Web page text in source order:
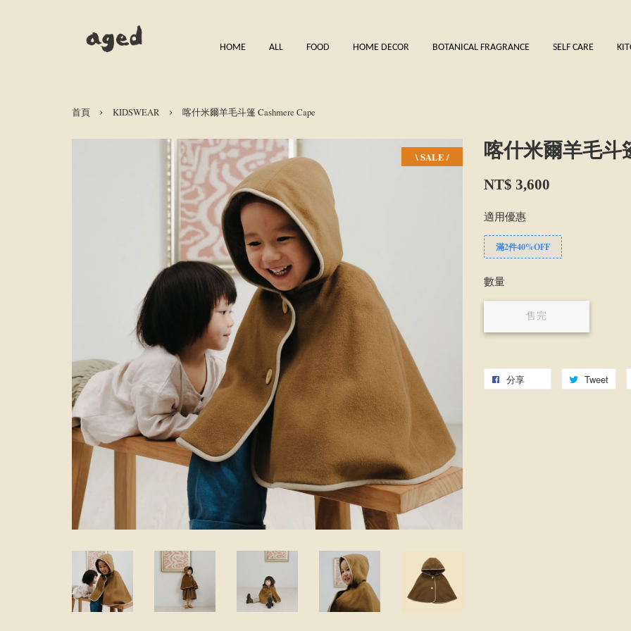
HOME ALL FOOD HOME DECOR BOTANICAL FRAGRANCE SELF CARE
首頁 › KIDSWEAR › 喀什米爾羊毛斗篷 Cashmere Cape
\ SALE / 喀什米爾羊毛斗
NT$ 3,600
適用優惠
滿2件40%OFF
數量
售完
分享 Tweet